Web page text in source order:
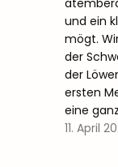
und ein
mögt.
der
der
ersten
eine
11. April